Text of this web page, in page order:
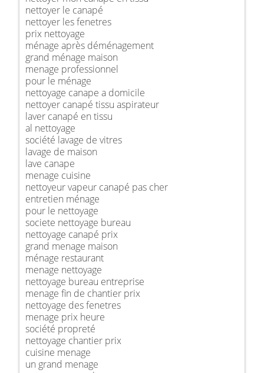
nettoyer le canapé
nettoyer les fenetres
prix nettoyage
ménage après déménagement
grand ménage maison
menage professionnel
pour le ménage
nettoyage canape a domicile
nettoyer canapé tissu aspirateur
laver canapé en tissu
al nettoyage
société lavage de vitres
lavage de maison
lave canape
menage cuisine
nettoyeur vapeur canapé pas cher
entretien ménage
pour le nettoyage
societe nettoyage bureau
nettoyage canapé prix
grand menage maison
ménage restaurant
menage nettoyage
nettoyage bureau entreprise
menage fin de chantier prix
nettoyage des fenetres
menage prix heure
société propreté
nettoyage chantier prix
cuisine menage
un grand menage